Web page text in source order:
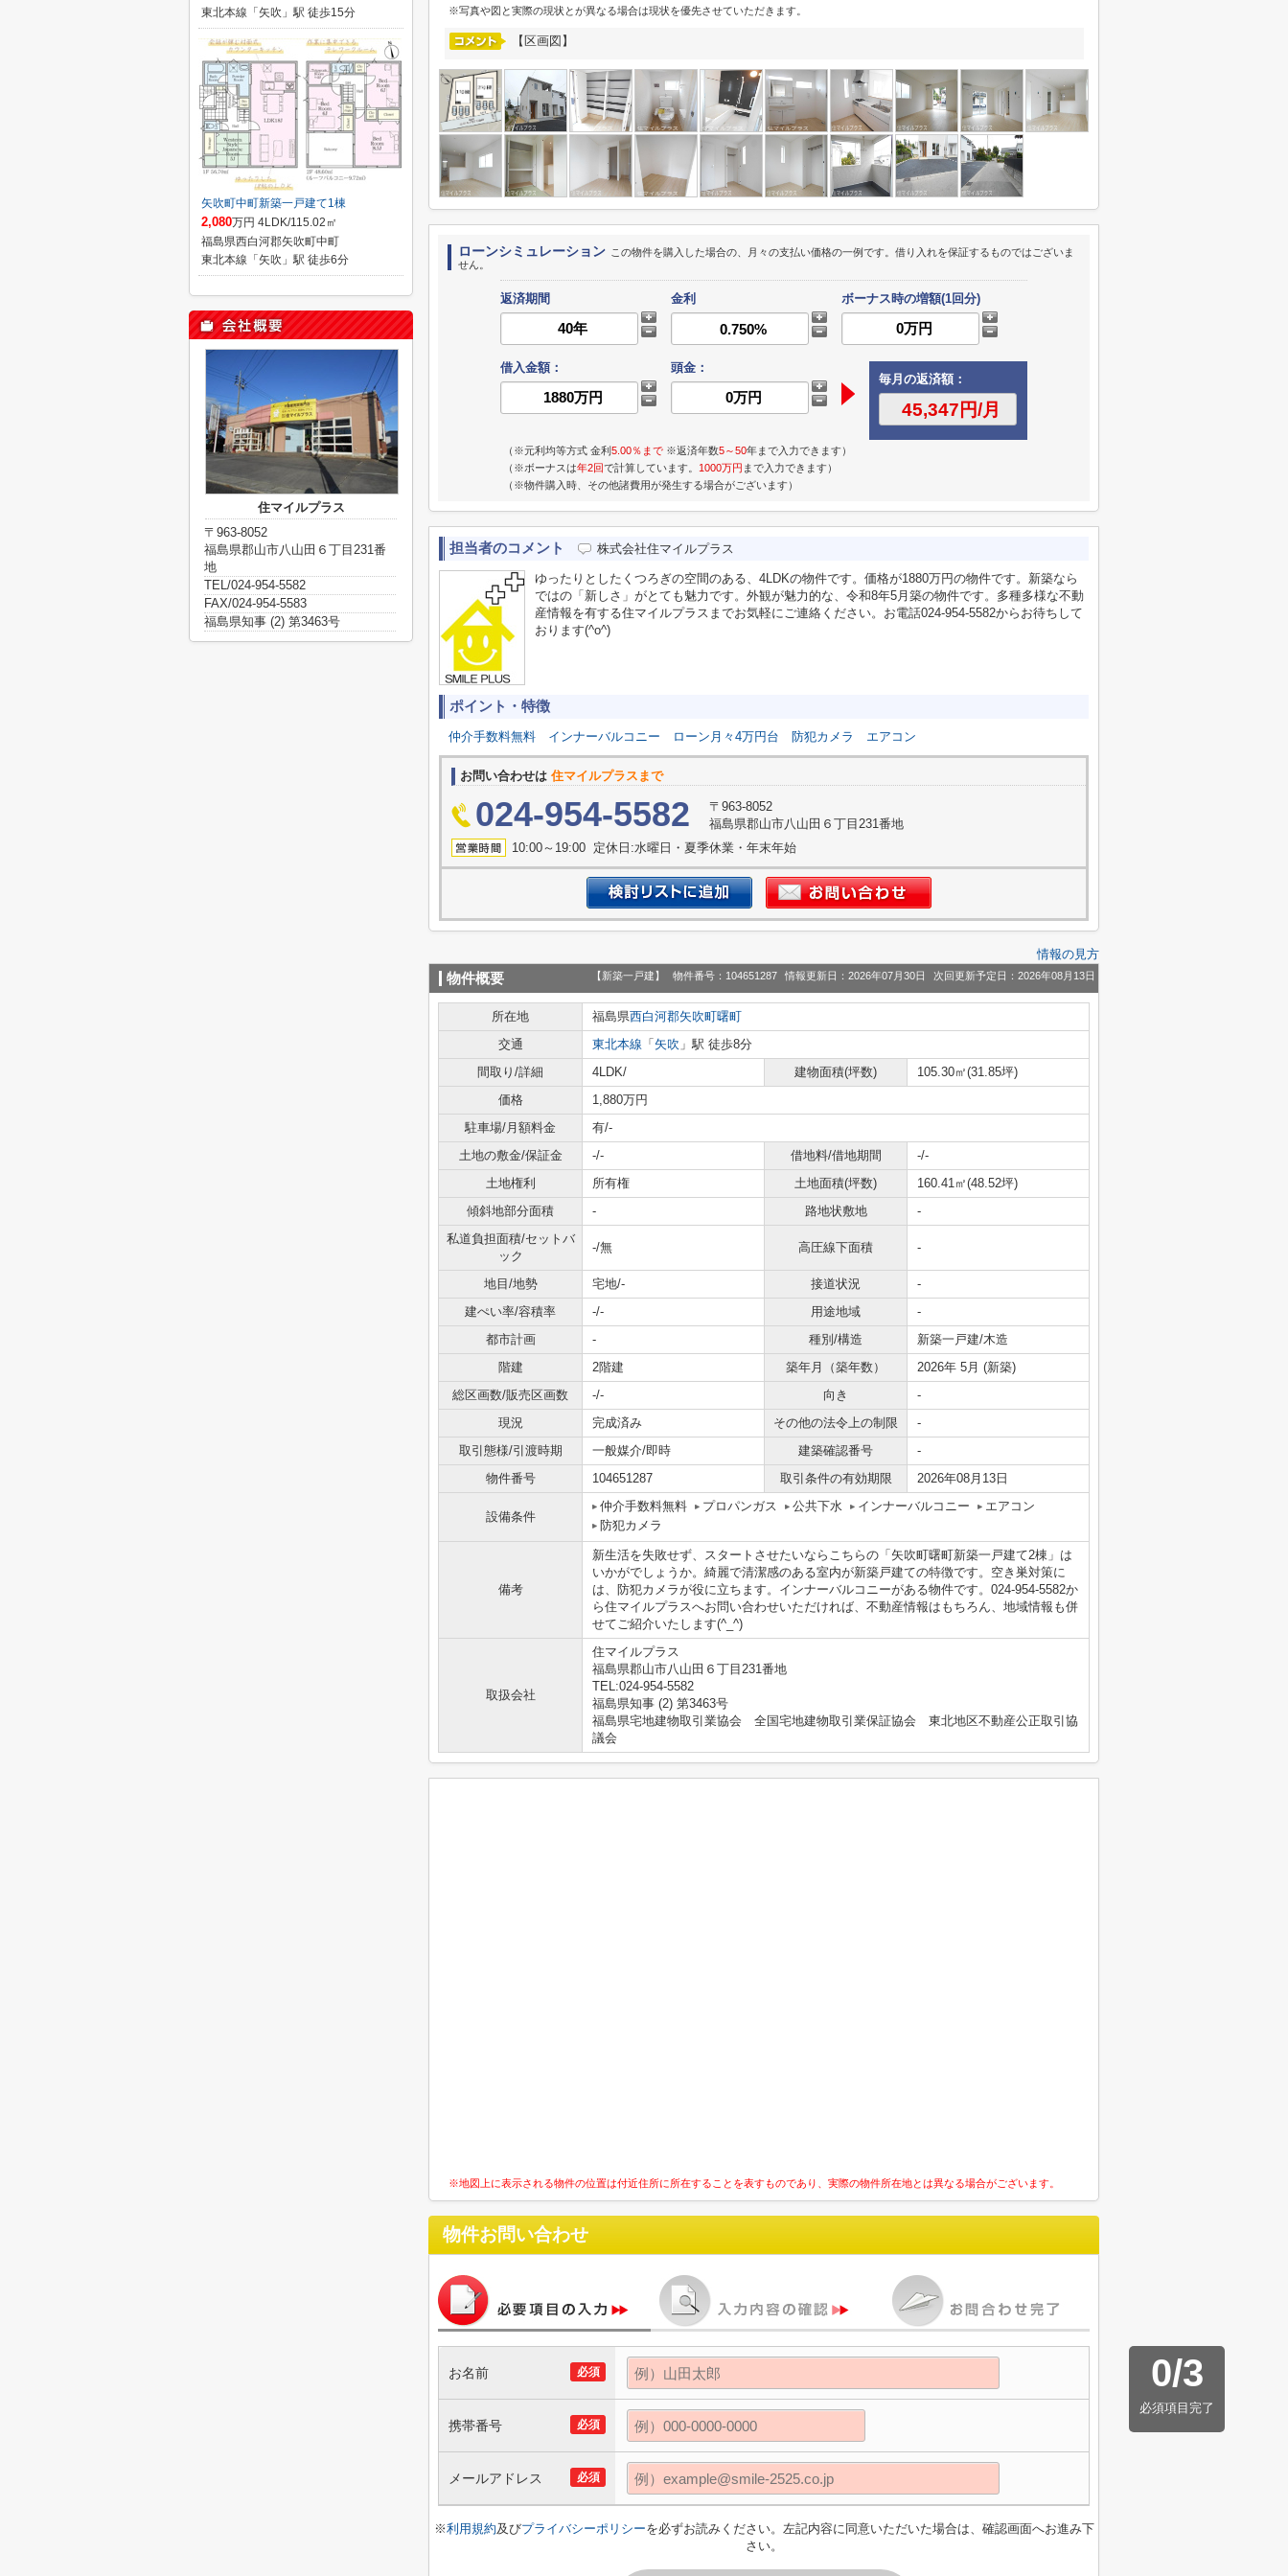
※写真や図と実際の現状とが異なる場合は現状を優先させていただきます。
【区画図】
ローンシミュレーション この物件を購入した場合の、月々の支払い価格の一例です。借り入れを保証するものではございま
せん。
返済期間 金利 ボーナス時の増額(1回分)
借入金額：
頭金：
毎月の返済額：
（※元利均等方式 金利5.00％まで ※返済年数5～50年まで入力できます）
（※ボーナスは年2回で計算しています。 1000万円 まで入力できます）
（※物件購入時、その他諸費用が発生する場合がございます）
担当者のコメント 株式会社住マイルプラス
ゆったりとしたくつろぎの空間のある、4LDKの物件です。価格が1880万円の物件です。新築なら
ではの「新しさ」がとても魅力です。外観が魅力的な、令和8年5月築の物件です。多種多様な不動
産情報を有する住マイルプラスまでお気軽にご連絡ください。お電話024-954-5582からお待ちして
おります(^o^)
ポイント・特徴
仲介手数料無料 インナーバルコニー ローン月々4万円台 防犯カメラ エアコン
お問い合わせは 住マイルプラスまで
024-954-5582
〒963-8052
福島県郡山市八山田６丁目231番地
10:00～19:00 定休日:水曜日・夏季休業・年末年始
情報の見方
物件概要 【新築一戸建】 物件番号：104651287 情報更新日：2026年07月30日 次回更新予定日：2026年08月13日
所在地 福島県西白河郡矢吹町曙町
交通
東北本線 「 矢吹 」駅 徒歩8分
間取り/詳細
4LDK/ 建物面積(坪数)
105.30㎡(31.85坪)
価格
1,880万円
駐車場/月額料金
有/-
土地の敷金/保証金
-/- 借地料/借地期間
-/-
土地権利
所有権 土地面積(坪数)
160.41㎡(48.52坪)
傾斜地部分面積
- 路地状敷地
-
私道負担面積/セットバ
ック
-/無 高圧線下面積 -
地目/地勢 宅地/- 接道状況
-
建ぺい率/容積率
-/- 用途地域
-
都市計画
- 種別/構造
新築一戸建/木造
階建
2階建 築年月（築年数）
2026年 5月 (新築)
総区画数/販売区画数
-/- 向き
-
現況
完成済み その他の法令上の制限
-
取引態様/引渡時期
一般媒介/即時 建築確認番号
-
物件番号
104651287 取引条件の有効期限 2026年08月13日
設備条件
仲介手数料無料 プロパンガス 公共下水 インナーバルコニー
エアコン
防犯カメラ
備考
新生活を失敗せず、スタートさせたいならこちらの「矢吹町曙町新築一戸建て2棟」は
いかがでしょうか。綺麗で清潔感のある室内が新築戸建ての特徴です。空き巣対策に
は、防犯カメラが役に立ちます。インナーバルコニーがある物件です。024-954-5582か
ら住マイルプラスへお問い合わせいただければ、不動産情報はもちろん、地域情報も併
せてご紹介いたします(^_^)
取扱会社
住マイルプラス
福島県郡山市八山田６丁目231番地
TEL:024-954-5582
福島県知事 (2) 第3463号
福島県宅地建物取引業協会 全国宅地建物取引業保証協会 東北地区不動産公正取引協
議会
※地図上に表示される物件の位置は付近住所に所在することを表すものであり、実際の物件所在地とは異なる場合がございます。
物件お問い合わせ
0/3
必須項目完了
必須
お名前
必須
携帯番号
必須
メールアドレス
※利用規約及びプライバシーポリシーを必ずお読みください。左記内容に同意いただいた場合は、確認画面へお進み下
さい。
東北本線「矢吹」駅 徒歩15分
矢吹町中町新築一戸建て1棟
2,080万円 4LDK/115.02㎡
福島県西白河郡矢吹町中町
東北本線「矢吹」駅 徒歩6分
住マイルプラス
〒963-8052
福島県郡山市八山田６丁目231番
地
TEL/024-954-5582
FAX/024-954-5583
福島県知事 (2) 第3463号